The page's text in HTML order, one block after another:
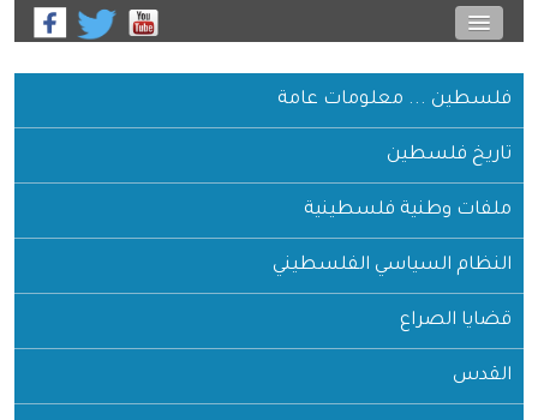
فلسطين ... معلومات عامة
تاريخ فلسطين
ملفات وطنية فلسطينية
النظام السياسي الفلسطيني
قضايا الصراع
القدس